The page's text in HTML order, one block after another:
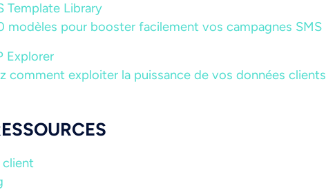
Template Library
modèles pour booster facilement vos campagnes SMS
Explorer
comment exploiter la puissance de vos données clients
client